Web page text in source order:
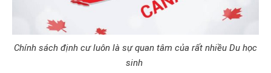
Chính sách định cư luôn là sự quan tâm của rất nhiều Du học
sinh